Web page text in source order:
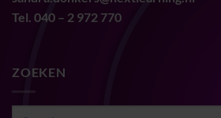
Tel. 040 – 2 972 770
ZOEKEN